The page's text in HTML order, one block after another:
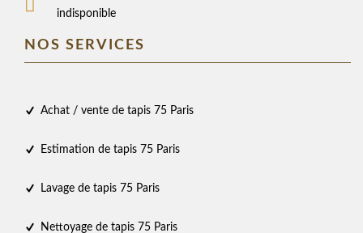
indisponible
NOS SERVICES
Achat / vente de tapis 75 Paris
Estimation de tapis 75 Paris
Lavage de tapis 75 Paris
Nettoyage de tapis 75 Paris